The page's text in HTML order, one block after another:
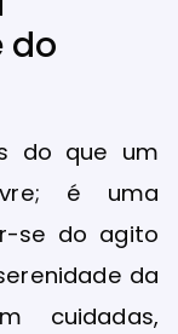
do
do que um
é uma
se do agito
da
cuidadas,